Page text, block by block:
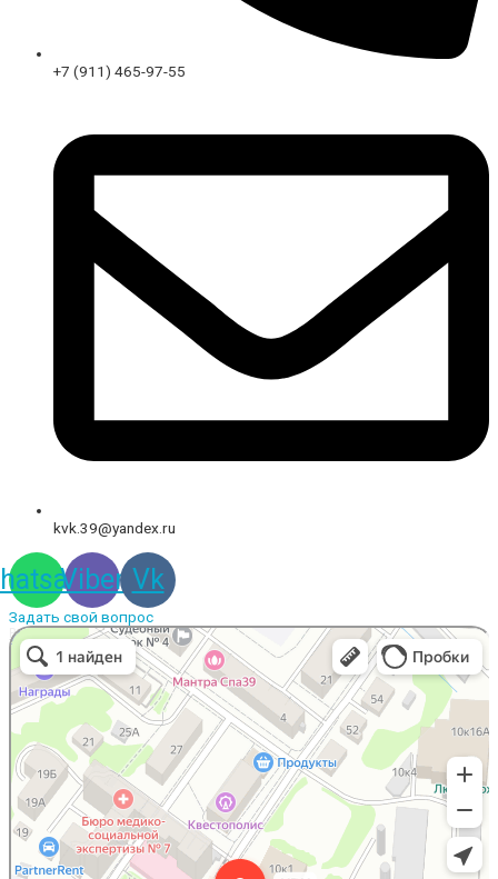
+7 (911) 465-97-55
kvk.39@yandex.ru
Viber Vk
Задать свой вопрос
Вышивальная компания
Услуги вышивки в Калининграде